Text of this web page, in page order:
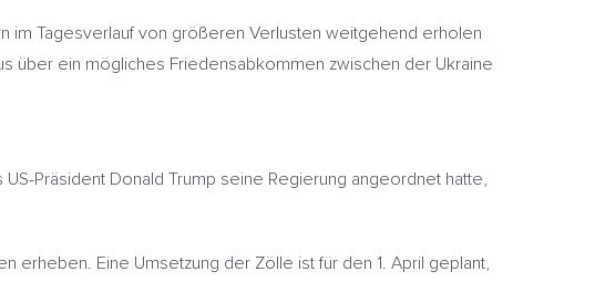
im Tagesverlauf von größeren Verlusten weitgehend erholen
über ein mögliches Friedensabkommen zwischen der Ukraine
Präsident Donald Trump seine Regierung angeordnet hatte,
erheben. Eine Umsetzung der Zölle ist für den 1. April geplant,